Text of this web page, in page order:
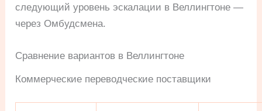
следующий уровень эскалации в Веллингтоне —
через Омбудсмена.
Сравнение вариантов в Веллингтоне
Коммерческие переводческие поставщики